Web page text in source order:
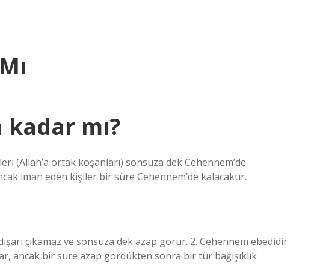
mı?
(Allah’a ortak koşanları) sonsuza dek Cehennem’de
iman eden kişiler bir süre Cehennem’de kalacaktır.
çıkamaz ve sonsuza dek azap görür. 2. Cehennem ebedidir
ancak bir süre azap gördükten sonra bir tür bağışıklık